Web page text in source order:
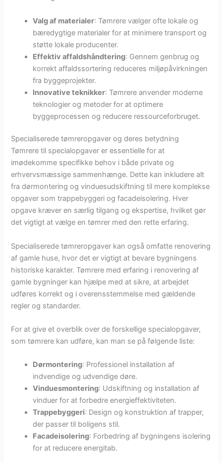
Valg af materialer: Tømrere vælger ofte lokale og
bæredygtige materialer for at minimere transport og
støtte lokale producenter.
Effektiv affaldshåndtering: Gennem genbrug og
korrekt affaldssortering reduceres miljøpåvirkningen
fra byggeprojekter.
Innovative teknikker: Tømrere anvender moderne
teknologier og metoder for at optimere
byggeprocessen og reducere ressourceforbruget.
Specialiserede tømreropgaver og deres betydning
Tømrere til specialopgaver er essentielle for at
imødekomme specifikke behov i både private og
erhvervsmæssige sammenhænge. Dette kan inkludere alt
fra dørmontering og vinduesudskiftning til mere komplekse
opgaver som trappebyggeri og facadeisolering. Hver
opgave kræver en særlig tilgang og ekspertise, hvilket gør
det vigtigt at vælge en tømrer med den rette erfaring.
Specialiserede tømreropgaver kan også omfatte renovering
af gamle huse, hvor det er vigtigt at bevare bygningens
historiske karakter. Tømrere med erfaring i renovering af
gamle bygninger kan hjælpe med at sikre, at arbejdet
udføres korrekt og i overensstemmelse med gældende
regler og standarder.
For at give et overblik over de forskellige specialopgaver,
som tømrere kan udføre, kan man se på følgende liste:
Dørmontering: Professionel installation af
indvendige og udvendige døre.
Vinduesmontering: Udskiftning og installation af
vinduer for at forbedre energieffektiviteten.
Trappebyggeri: Design og konstruktion af trapper,
der passer til boligens stil.
Facadeisolering: Forbedring af bygningens isolering
for at reducere energitab.